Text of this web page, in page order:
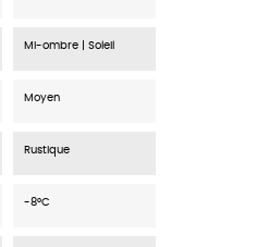
Mi-ombre | Soleil
Moyen
Rustique
-8°C